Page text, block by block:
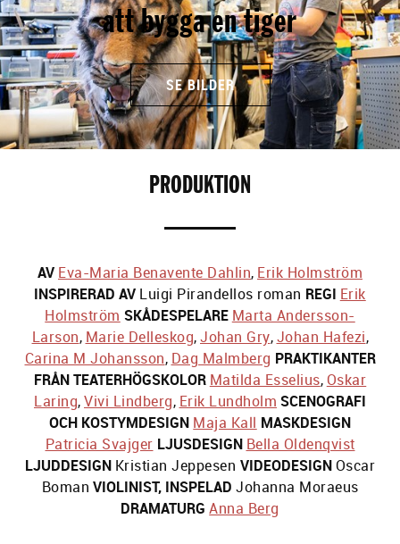
att bygga en tiger
SE BILDER
PRODUKTION
AV Eva-Maria Benavente Dahlin, Erik Holmström
INSPIRERAD AV Luigi Pirandellos roman REGI Erik
Holmström SKÅDESPELARE Marta Andersson-
Larson, Marie Delleskog,Johan Gry,Johan Hafezi,
Carina M Johansson, Dag Malmberg PRAKTIKANTER
FRÅN TEATERHÖGSKOLOR Matilda Esselius, Oskar
Laring,Vivi Lindberg, Erik Lundholm SCENOGRAFI
OCH KOSTYMDESIGN Maja Kall MASKDESIGN
Patricia Svajger LJUSDESIGN Bella Oldenqvist
LJUDDESIGN Kristian Jeppesen VIDEODESIGNOscar
Boman VIOLINIST, INSPELAD Johanna Moraeus
DRAMATURG Anna Berg